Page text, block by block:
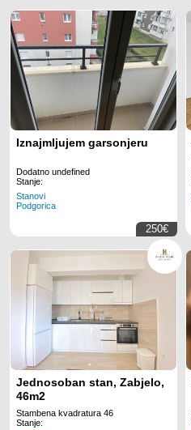
Iznajmljujem garsonjeru
Dodatno undefined
Stanje:
Stanovi
Podgorica
250€
Jednosoban stan, Zabjelo,
46m2
Stambena kvadratura 46
Stanje: